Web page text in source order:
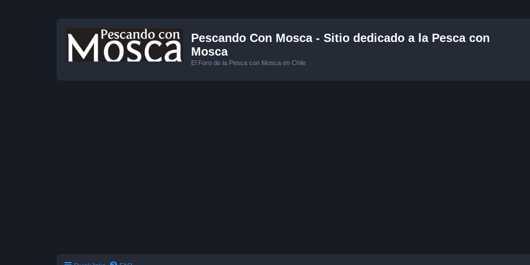
Pescando Con Mosca - Sitio dedicado a la Pesca con
Mosca
El Foro de la Pesca con Mosca en Chile